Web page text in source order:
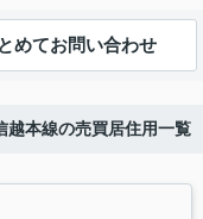
めてお問い合わせ
越本線の売買居住用一覧